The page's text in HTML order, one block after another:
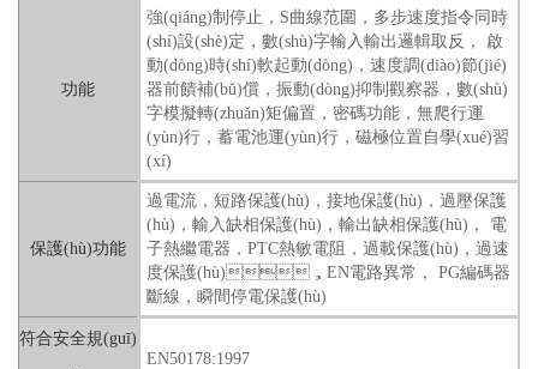
功能
強(qiáng)制停止，S曲線范圍，多步速度指令同時
(shí)設(shè)定，數(shù)字輸入輸出邏輯取反， 啟
動(dòng)時(shí)軟起動(dòng)，速度調(diào)節(jié)
器前饋補(bǔ)償，振動(dòng)抑制觀察器，數(shù)
字模擬轉(zhuǎn)矩偏置，密碼功能，無爬行運
(yùn)行，蓄電池運(yùn)行，磁極位置自學(xué)習
(xí)
保護(hù)功能
過電流，短路保護(hù)，接地保護(hù)，過壓保護
(hù)，輸入缺相保護(hù)，輸出缺相保護(hù)， 電
子熱繼電器，PTC熱敏電阻，過載保護(hù)，過速
度保護(hù)，EN電路異常， PG編碼器
斷線，瞬間停電保護(hù)
符合安全規(guī)
EN50178:1997